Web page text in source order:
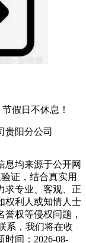
假日不休息！
贵阳分公司
息均来源于公开网
证，结合真实用
求专业、客观、正
权利人或知情人士
权等侵权问题，
系，我们将在收
间：2026-08-